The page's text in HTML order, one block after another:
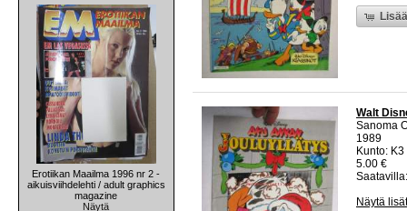
Erotiikan Maailma 1996 nr 2 -
aikuisviihdelehti / adult graphics
magazine
Näytä
Walt
Sanoma
1989
Kunto:
5.00 €
Näytä